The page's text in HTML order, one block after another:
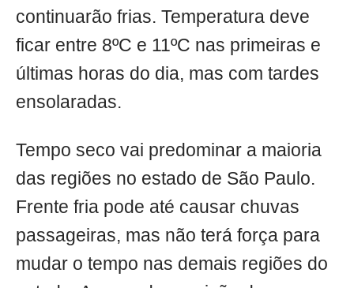
continuarão frias. Temperatura deve
ficar entre 8ºC e 11ºC nas primeiras e
últimas horas do dia, mas com tardes
ensolaradas.
Tempo seco vai predominar a maioria
das regiões no estado de São Paulo.
Frente fria pode até causar chuvas
passageiras, mas não terá força para
mudar o tempo nas demais regiões do